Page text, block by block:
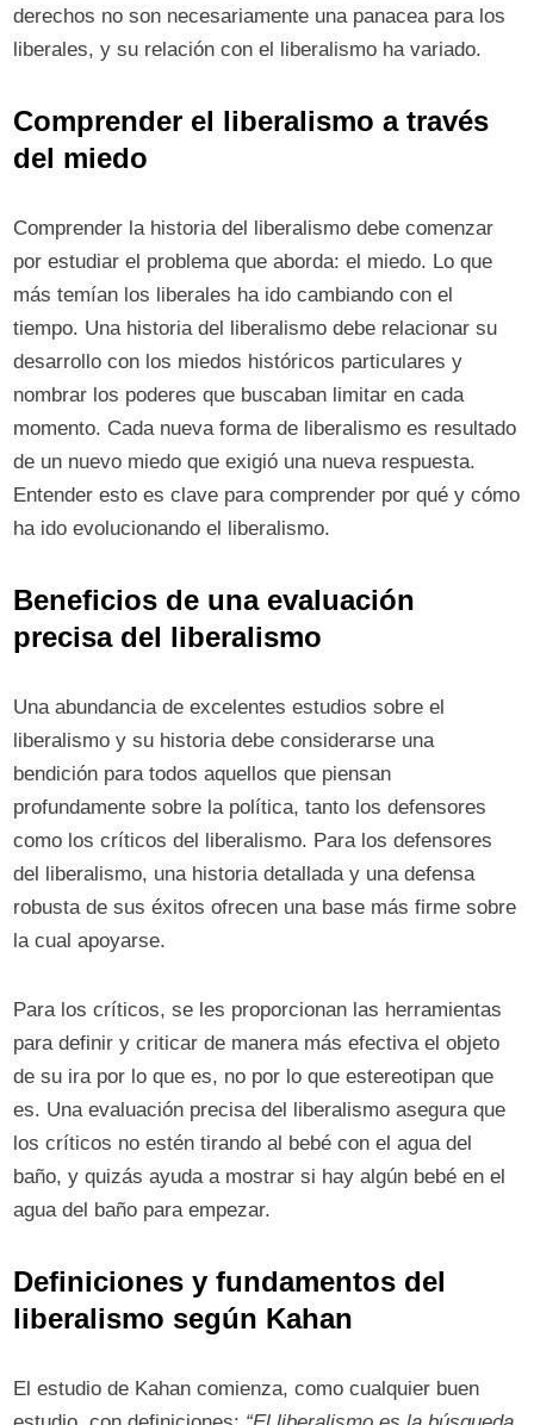
derechos no son necesariamente una panacea para los
liberales, y su relación con el liberalismo ha variado.
Comprender el liberalismo a través
del miedo
Comprender la historia del liberalismo debe comenzar
por estudiar el problema que aborda: el miedo. Lo que
más temían los liberales ha ido cambiando con el
tiempo. Una historia del liberalismo debe relacionar su
desarrollo con los miedos históricos particulares y
nombrar los poderes que buscaban limitar en cada
momento. Cada nueva forma de liberalismo es resultado
de un nuevo miedo que exigió una nueva respuesta.
Entender esto es clave para comprender por qué y cómo
ha ido evolucionando el liberalismo.
Beneficios de una evaluación
precisa del liberalismo
Una abundancia de excelentes estudios sobre el
liberalismo y su historia debe considerarse una
bendición para todos aquellos que piensan
profundamente sobre la política, tanto los defensores
como los críticos del liberalismo. Para los defensores
del liberalismo, una historia detallada y una defensa
robusta de sus éxitos ofrecen una base más firme sobre
la cual apoyarse.
Para los críticos, se les proporcionan las herramientas
para definir y criticar de manera más efectiva el objeto
de su ira por lo que es, no por lo que estereotipan que
es. Una evaluación precisa del liberalismo asegura que
los críticos no estén tirando al bebé con el agua del
baño, y quizás ayuda a mostrar si hay algún bebé en el
agua del baño para empezar.
Definiciones y fundamentos del
liberalismo según Kahan
El estudio de Kahan comienza, como cualquier buen